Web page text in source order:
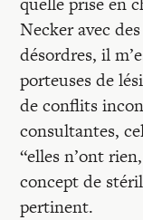
Necker avec
désordres, il
porteuses de
de conflits
consultantes,
“elles n’ont
concept de
pertinent.